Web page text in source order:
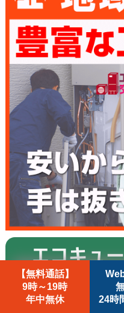
エコキュ
【CHP-37AZ1＋CS-
【無料通話】
9時～19時
年中無休
24時